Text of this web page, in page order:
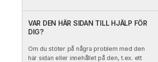
VAR DEN HÄR SIDAN TILL HJÄLP FÖR
DIG?
Om du stöter på några problem med den
här sidan eller innehållet på den, t.ex. ett